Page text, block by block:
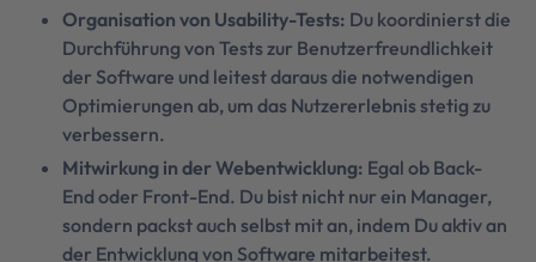
Organisation von Usability-Tests: Du koordinierst die
Durchführung von Tests zur Benutzerfreundlichkeit
der Software und leitest daraus die notwendigen
Optimierungen ab, um das Nutzererlebnis stetig zu
verbessern.
Mitwirkung in der Webentwicklung: Egal ob Back-
End oder Front-End. Du bist nicht nur ein Manager,
sondern packst auch selbst mit an, indem Du aktiv an
der Entwicklung von Software mitarbeitest.